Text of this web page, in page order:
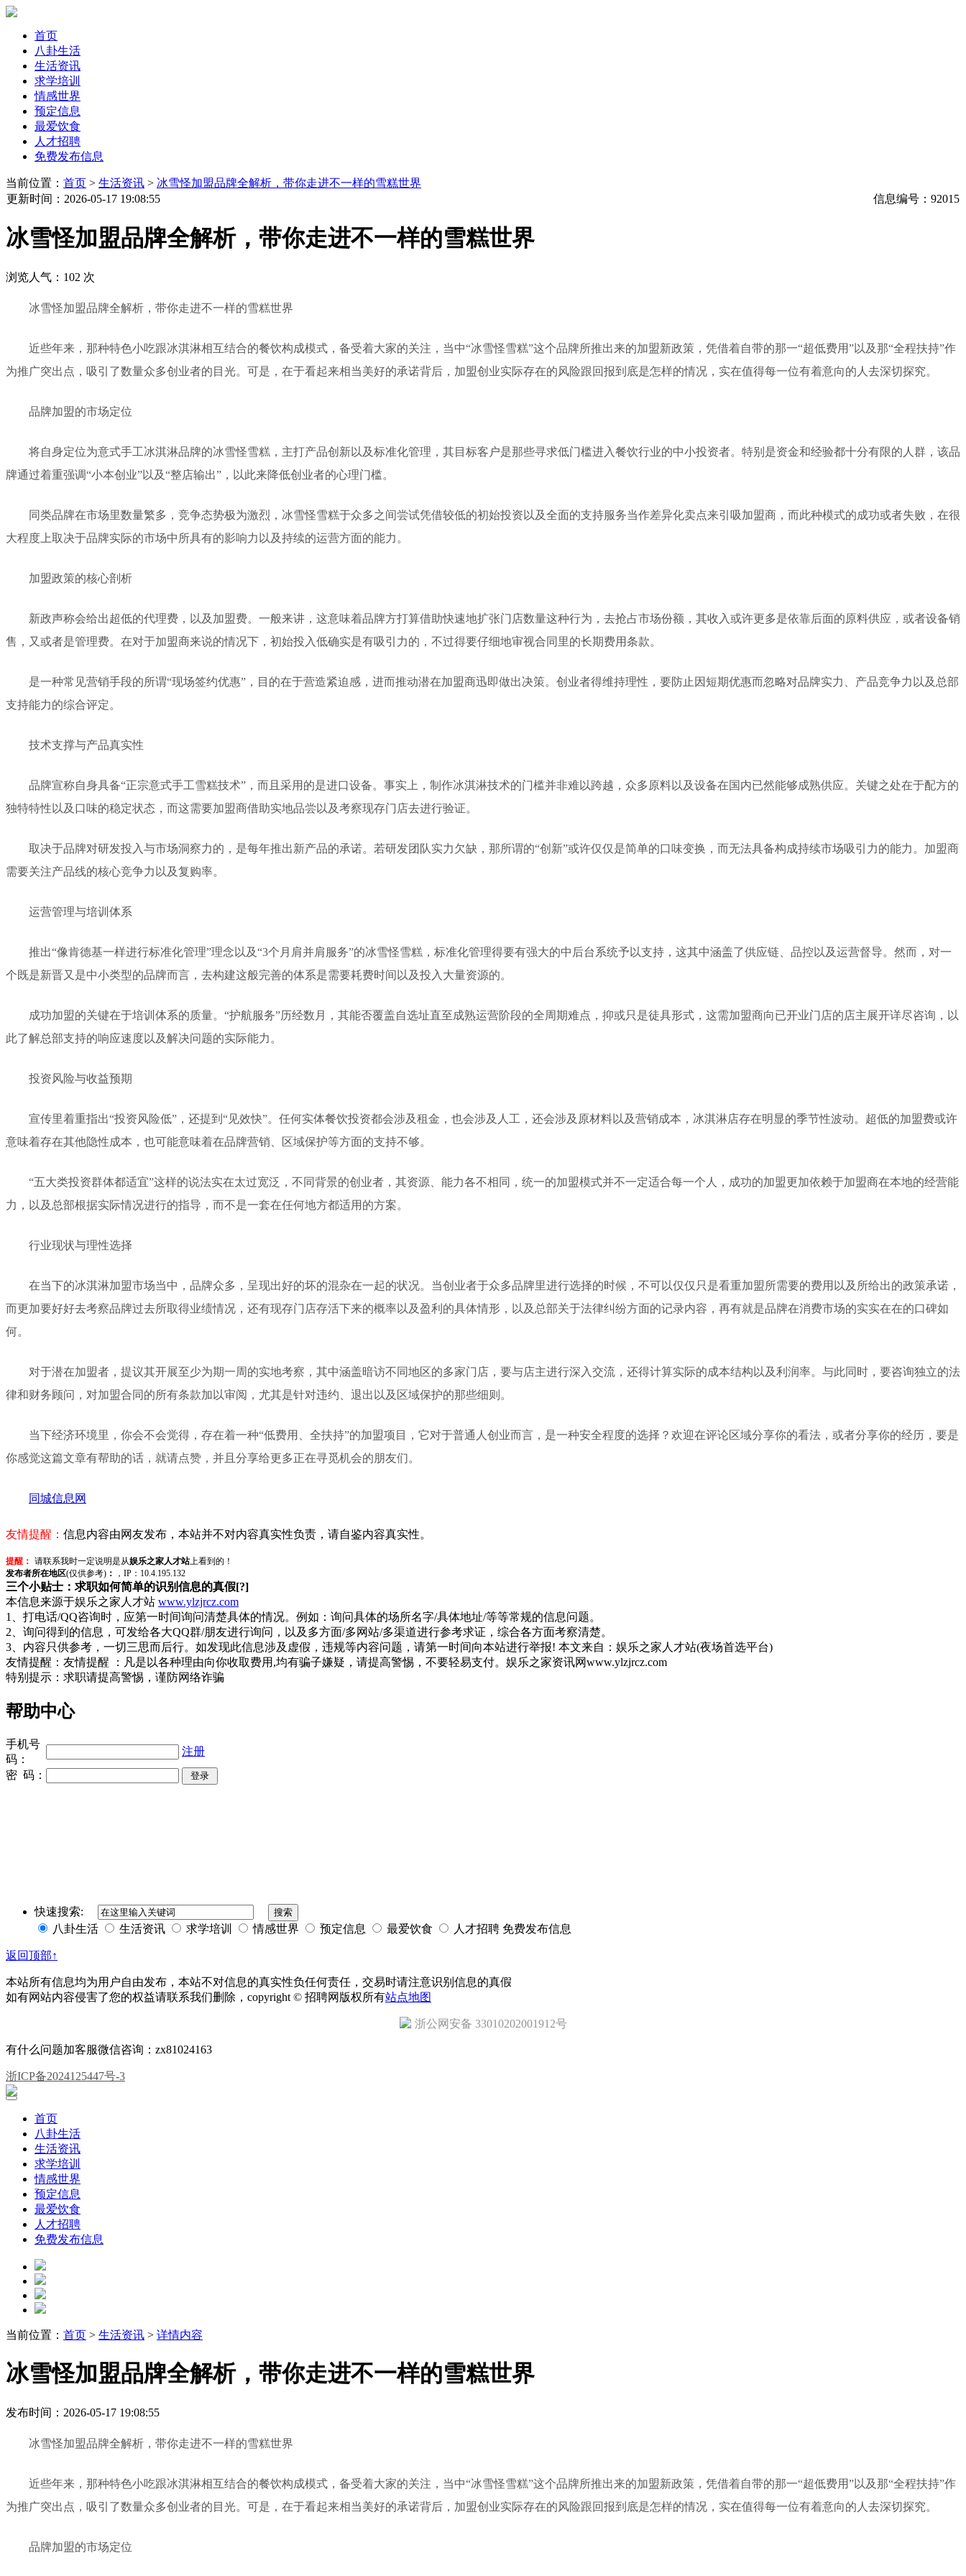
首页
八卦生活
生活资讯
求学培训
情感世界
预定信息
最爱饮食
人才招聘
免费发布信息
当前位置： 首页 > 生活资讯 > 冰雪怪加盟品牌全解析，带你走进不一样的雪糕世界
更新时间 ：2026-05-17 19:08:55 信息编号： 92015
冰雪怪加盟品牌全解析，带你走进不一样的雪糕世界
浏览人气： 102 次
冰雪怪加盟品牌全解析，带你走进不一样的雪糕世界
近些年来，那种特色小吃跟冰淇淋相互结合的餐饮构成模式，备受着大家的关注，当中“冰雪怪雪糕”这个品牌所推出来的加盟新政策，凭借着自带的那一“超低费用”以及那“全程扶持”作
为推广突出点，吸引了数量众多创业者的目光。可是，在于看起来相当美好的承诺背后，加盟创业实际存在的风险跟回报到底是怎样的情况，实在值得每一位有着意向的人去深切探究。
品牌加盟的市场定位
将自身定位为意式手工冰淇淋品牌的冰雪怪雪糕，主打产品创新以及标准化管理，其目标客户是那些寻求低门槛进入餐饮行业的中小投资者。特别是资金和经验都十分有限的人群，该品
牌通过着重强调“小本创业”以及“整店输出”，以此来降低创业者的心理门槛。
同类品牌在市场里数量繁多，竞争态势极为激烈，冰雪怪雪糕于众多之间尝试凭借较低的初始投资以及全面的支持服务当作差异化卖点来引吸加盟商，而此种模式的成功或者失败，在很
大程度上取决于品牌实际的市场中所具有的影响力以及持续的运营方面的能力。
加盟政策的核心剖析
新政声称会给出超低的代理费，以及加盟费。一般来讲，这意味着品牌方打算借助快速地扩张门店数量这种行为，去抢占市场份额，其收入或许更多是依靠后面的原料供应，或者设备销
售，又或者是管理费。在对于加盟商来说的情况下，初始投入低确实是有吸引力的，不过得要仔细地审视合同里的长期费用条款。
是一种常见营销手段的所谓“现场签约优惠”，目的在于营造紧迫感，进而推动潜在加盟商迅即做出决策。创业者得维持理性，要防止因短期优惠而忽略对品牌实力、产品竞争力以及总部
支持能力的综合评定。
技术支撑与产品真实性
品牌宣称自身具备“正宗意式手工雪糕技术”，而且采用的是进口设备。事实上，制作冰淇淋技术的门槛并非难以跨越，众多原料以及设备在国内已然能够成熟供应。关键之处在于配方的
独特特性以及口味的稳定状态，而这需要加盟商借助实地品尝以及考察现存门店去进行验证。
取决于品牌对研发投入与市场洞察力的，是每年推出新产品的承诺。若研发团队实力欠缺，那所谓的“创新”或许仅仅是简单的口味变换，而无法具备构成持续市场吸引力的能力。加盟商
需要关注产品线的核心竞争力以及复购率。
运营管理与培训体系
推出“像肯德基一样进行标准化管理”理念以及“3个月肩并肩服务”的冰雪怪雪糕，标准化管理得要有强大的中后台系统予以支持，这其中涵盖了供应链、品控以及运营督导。然而，对一
个既是新晋又是中小类型的品牌而言，去构建这般完善的体系是需要耗费时间以及投入大量资源的。
成功加盟的关键在于培训体系的质量。“护航服务”历经数月，其能否覆盖自选址直至成熟运营阶段的全周期难点，抑或只是徒具形式，这需加盟商向已开业门店的店主展开详尽咨询，以
此了解总部支持的响应速度以及解决问题的实际能力。
投资风险与收益预期
宣传里着重指出“投资风险低”，还提到“见效快”。任何实体餐饮投资都会涉及租金，也会涉及人工，还会涉及原材料以及营销成本，冰淇淋店存在明显的季节性波动。超低的加盟费或许
意味着存在其他隐性成本，也可能意味着在品牌营销、区域保护等方面的支持不够。
“五大类投资群体都适宜”这样的说法实在太过宽泛，不同背景的创业者，其资源、能力各不相同，统一的加盟模式并不一定适合每一个人，成功的加盟更加依赖于加盟商在本地的经营能
力，以及总部根据实际情况进行的指导，而不是一套在任何地方都适用的方案。
行业现状与理性选择
在当下的冰淇淋加盟市场当中，品牌众多，呈现出好的坏的混杂在一起的状况。当创业者于众多品牌里进行选择的时候，不可以仅仅只是看重加盟所需要的费用以及所给出的政策承诺，
而更加要好好去考察品牌过去所取得业绩情况，还有现存门店存活下来的概率以及盈利的具体情形，以及总部关于法律纠纷方面的记录内容，再有就是品牌在消费市场的实实在在的口碑如
何。
对于潜在加盟者，提议其开展至少为期一周的实地考察，其中涵盖暗访不同地区的多家门店，要与店主进行深入交流，还得计算实际的成本结构以及利润率。与此同时，要咨询独立的法
律和财务顾问，对加盟合同的所有条款加以审阅，尤其是针对违约、退出以及区域保护的那些细则。
当下经济环境里，你会不会觉得，存在着一种“低费用、全扶持”的加盟项目，它对于普通人创业而言，是一种安全程度的选择？欢迎在评论区域分享你的看法，或者分享你的经历，要是
你感觉这篇文章有帮助的话，就请点赞，并且分享给更多正在寻觅机会的朋友们。
同城信息网
友情提醒： 信息内容由网友发布，本站并不对内容真实性负责，请自鉴内容真实性。
提醒： 请联系我时一定说明是从娱乐之家人才站上看到的！
发布者所在地区(仅供参考) ： ，IP：10.4.195.132
三个小贴士：求职如何简单的识别信息的真假[?]
本信息来源于娱乐之家人才站 www.ylzjrcz.com
1、打电话/QQ咨询时，应第一时间询问清楚具体的情况。例如：询问具体的场所名字/具体地址/等等常规的信息问题。
2、询问得到的信息，可发给各大QQ群/朋友进行询问，以及多方面/多网站/多渠道进行参考求证，综合各方面考察清楚。
3、内容只供参考，一切三思而后行。如发现此信息涉及虚假，违规等内容问题，请第一时间向本站进行举报! 本文来自：娱乐之家人才站(夜场首选平台)
友情提醒：友情提醒 ：凡是以各种理由向你收取费用,均有骗子嫌疑，请提高警惕，不要轻易支付。娱乐之家资讯网www.ylzjrcz.com
特别提示：求职请提高警惕，谨防网络诈骗
帮助中心
手机号
码：
注册
密 码：
快速搜索:
八卦生活
生活资讯 求学培训 情感世界 预定信息 最爱饮食 人才招聘 免费发布信息
返回顶部↑
本站所有信息均为用户自由发布，本站不对信息的真实性负任何责任，交易时请注意识别信息的真假
如有网站内容侵害了您的权益请联系我们删除，copyright © 招聘网版权所有站点地图
浙公网安备 33010202001912号
有什么问题加客服微信咨询：zx81024163
浙ICP备2024125447号-3
首页
八卦生活
生活资讯
求学培训
情感世界
预定信息
最爱饮食
人才招聘
免费发布信息
当前位置： 首页 > 生活资讯 > 详情内容
冰雪怪加盟品牌全解析，带你走进不一样的雪糕世界
发布时间：2026-05-17 19:08:55
冰雪怪加盟品牌全解析，带你走进不一样的雪糕世界
近些年来，那种特色小吃跟冰淇淋相互结合的餐饮构成模式，备受着大家的关注，当中“冰雪怪雪糕”这个品牌所推出来的加盟新政策，凭借着自带的那一“超低费用”以及那“全程扶持”作
为推广突出点，吸引了数量众多创业者的目光。可是，在于看起来相当美好的承诺背后，加盟创业实际存在的风险跟回报到底是怎样的情况，实在值得每一位有着意向的人去深切探究。
品牌加盟的市场定位